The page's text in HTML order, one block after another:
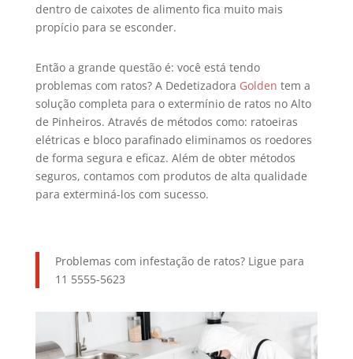
dentro de caixotes de alimento fica muito mais
propício para se esconder.
Então a grande questão é: você está tendo
problemas com ratos? A Dedetizadora Golden tem a
solução completa para o extermínio de ratos no Alto
de Pinheiros. Através de métodos como: ratoeiras
elétricas e bloco parafinado eliminamos os roedores
de forma segura e eficaz. Além de obter métodos
seguros, contamos com produtos de alta qualidade
para exterminá-los com sucesso.
Problemas com infestação de ratos? Ligue para
11 5555-5623